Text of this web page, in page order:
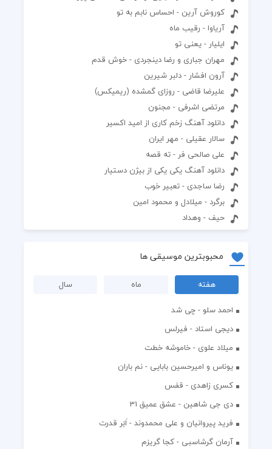
کوروش آرین - احساس نابم به تو
آریاوا - رقیب ماه
ایلیار - یعنی تو
مهران جباری و رضا دینجردی - خوش قدم
آرون افشار - دلبر شیرین
علیرضا قاضی - روزای گمشده (ریمیکس)
مرتضی اشرفی - مجنون
دانلود آهنگ زخم کاری از امید اکسیر
سالار عقیلی - مهر ایران
علی صالحی فر - ته قصه
دانلود آهنگ یکی یکی از بیژن دستیار
رضا ساجدی - تعبیر خوب‎
برگرد - میلادل و محمود امین
حیف - وهداد
محبوبترین موسیقی ها
هفته ماه
سال
احمد سلو - چی شد
دیجی استاد - فیرلس
میلاد علوی - خاموشه خطت
یوناس و امیرحسین بابایی - نم باران
کسری زاهدی - قفس
دی جی شاهین - عشق عمیق 31
فرید پیروانیان و علی محمدوند - اَبَر قدرت
آرمان گرشاسبی - کجا گریزم